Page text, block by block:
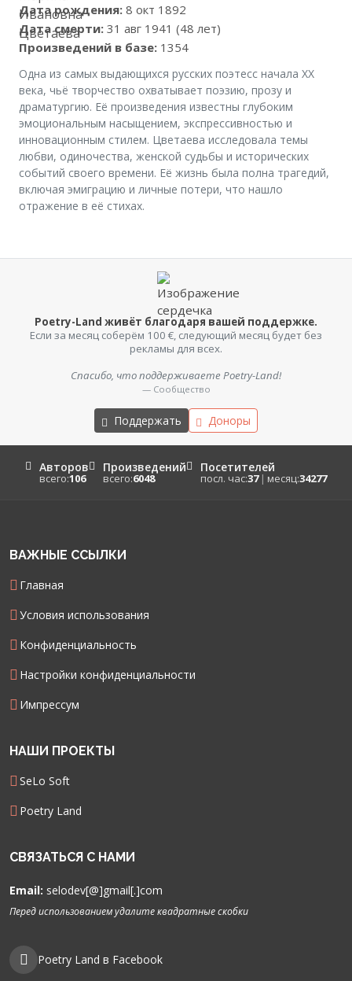
Дата рождения: 8 окт 1892
Дата смерти: 31 авг 1941 (48 лет)
Произведений в базе: 1354
Одна из самых выдающихся русских поэтесс начала XX
века, чьё творчество охватывает поэзию, прозу и
драматургию. Её произведения известны глубоким
эмоциональным насыщением, экспрессивностью и
инновационным стилем. Цветаева исследовала темы
любви, одиночества, женской судьбы и исторических
событий своего времени. Её жизнь была полна трагедий,
включая эмиграцию и личные потери, что нашло
отражение в её стихах.
Poetry-Land живёт благодаря вашей поддержке.
Если за месяц соберём 100 €, следующий месяц будет без
рекламы для всех.
Спасибо, что поддерживаете Poetry-Land!
— Сообщество
Поддержать Доноры
Авторов
всего:106
Произведений
всего:6048
Посетителей
посл. час:37 | месяц:34277
ВАЖНЫЕ ССЫЛКИ
Главная
Условия использования
Конфиденциальность
Настройки конфиденциальности
Импрессум
НАШИ ПРОЕКТЫ
SeLo Soft
Poetry Land
СВЯЗАТЬСЯ С НАМИ
Email: selodev[@]gmail[.]com
Перед использованием удалите квадратные скобки
Poetry Land в Facebook